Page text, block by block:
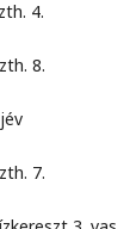
4.
8.
7.